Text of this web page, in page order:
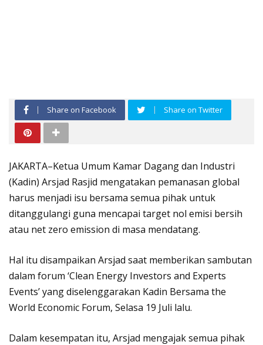
Share on Facebook Share on Twitter
JAKARTA–Ketua Umum Kamar Dagang dan Industri
(Kadin) Arsjad Rasjid mengatakan pemanasan global
harus menjadi isu bersama semua pihak untuk
ditanggulangi guna mencapai target nol emisi bersih
atau net zero emission di masa mendatang.
Hal itu disampaikan Arsjad saat memberikan sambutan
dalam forum ‘Clean Energy Investors and Experts
Events’ yang diselenggarakan Kadin Bersama the
World Economic Forum, Selasa 19 Juli lalu.
Dalam kesempatan itu, Arsjad mengajak semua pihak